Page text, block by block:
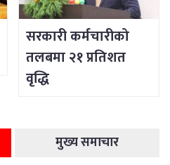
सरकारी कर्मचारीको
तलबमा २१ प्रतिशत
वृद्धि
मुख्य समाचार